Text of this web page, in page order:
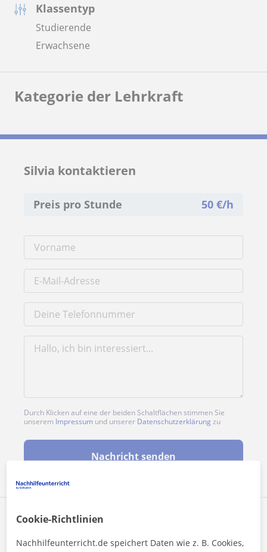
Profil teilen
Klassentyp
Studierende
Erwachsene
Kategorie der Lehrkraft
Silvia kontaktieren
Preis pro Stunde 50€/h
Durch Klicken auf eine der beiden Schaltflächen stimmen Sie
unserem Impressum und unserer Datenschutzerklärung zu
Nachricht senden
Cookie-Richtlinien
Nachhilfeunterricht.de speichert Daten wie z. B. Cookies,